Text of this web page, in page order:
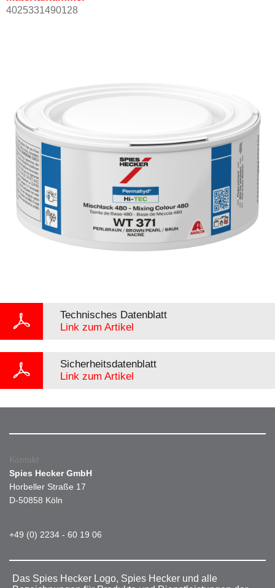
4025331490128
Technisches Datenblatt
Link zum Artikel
Sicherheitsdatenblatt
Link zum Artikel
Kontakt
Spies Hecker GmbH
Horbeller Straße 17
D-50858 Köln
+49 (0) 2234 - 60 19 06
Das Spies Hecker Logo, Spies Hecker und alle